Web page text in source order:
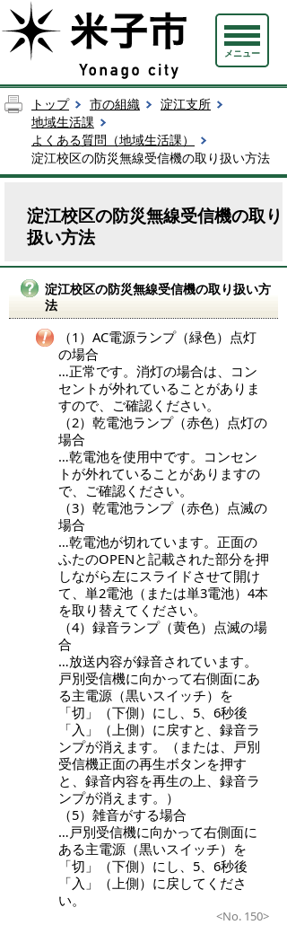
メニュー
トップ 市の組織
淀江支所
地域生活課
よくある質問（地域生活課）
淀江校区の防災無線受信機の取り扱い方法
淀江校区の防災無線受信機の取り
扱い方法
淀江校区の防災無線受信機の取り扱い方
法
（1）AC電源ランプ（緑色）点灯
の場合
…正常です。消灯の場合は、コン
セントが外れていることがありま
すので、ご確認ください。
（2）乾電池ランプ（赤色）点灯の
場合
…乾電池を使用中です。コンセン
トが外れていることがありますの
で、ご確認ください。
（3）乾電池ランプ（赤色）点滅の
場合
…乾電池が切れています。正面の
ふたのOPENと記載された部分を押
しながら左にスライドさせて開け
て、単2電池（または単3電池）4本
を取り替えてください。
（4）録音ランプ（黄色）点滅の場
合
…放送内容が録音されています。
戸別受信機に向かって右側面にあ
る主電源（黒いスイッチ）を
「切」（下側）にし、5、6秒後
「入」（上側）に戻すと、録音ラ
ンプが消えます。（または、戸別
受信機正面の再生ボタンを押す
と、録音内容を再生の上、録音ラ
ンプが消えます。）
（5）雑音がする場合
…戸別受信機に向かって右側面に
ある主電源（黒いスイッチ）を
「切」（下側）にし、5、6秒後
「入」（上側）に戻してくださ
い。
<No. 150>